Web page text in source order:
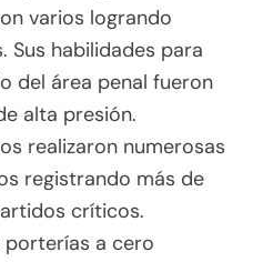
varios logrando
Sus habilidades para
del área penal fueron
alta presión.
realizaron numerosas
registrando más de
críticos.
porterías a cero